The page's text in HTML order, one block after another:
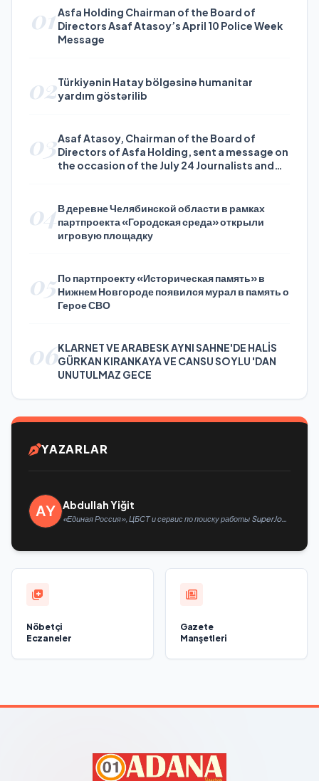
01Asfa Holding Chairman of the Board of
Directors Asaf Atasoy’s April 10 Police Week
Message
02Türkiyənin Hatay bölgəsinə humanitar
yardım göstərilib
03Asaf Atasoy, Chairman of the Board of
Directors of Asfa Holding, sent a message on
the occasion of the July 24 Journalists and
04В деревне Челябинской области в рамках
партпроекта «Городская среда» открыли
игровую площадку
05По партпроекту «Историческая память» в
Нижнем Новгороде появился мурал в память о
Герое СВО
06KLARNET VE ARABESK AYNI SAHNE'DE HALİS
GÜRKAN KIRANKAYA VE CANSU SOYLU 'DAN
UNUTULMAZ GECE
YAZARLAR
Abdullah Yiğit
«Единая Россия», ЦБСТ и сервис по поиску работы SuperJob
Nöbetçi
Eczaneler
Gazete
Manşetleri